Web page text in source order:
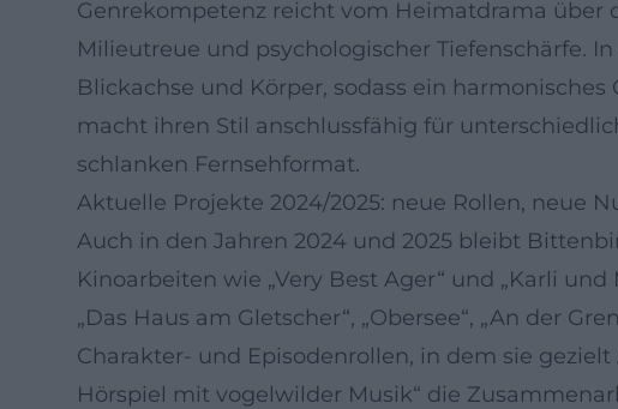
Genrekompetenz reicht vom Heimatdrama über
Milieutreue und psychologischer Tiefenschärfe.
Blickachse und Körper, sodass ein
macht ihren Stil anschlussfähig für
schlanken Fernsehformat.
Aktuelle Projekte 2024/2025: neue Rollen, neue
Auch in den Jahren 2024 und 2025 bleibt
Kinoarbeiten wie „Very Best Ager“ und „Karli
„Das Haus am Gletscher“, „Obersee“, „An der
Charakter- und Episodenrollen, in dem sie
Hörspiel mit vogelwilder Musik“ die